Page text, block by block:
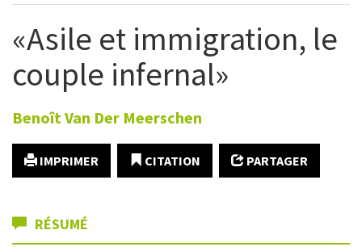
«Asile et immigration, le
couple infernal»
BenoîtVan Der Meerschen
IMPRIMER CITATION PARTAGER
RÉSUMÉ